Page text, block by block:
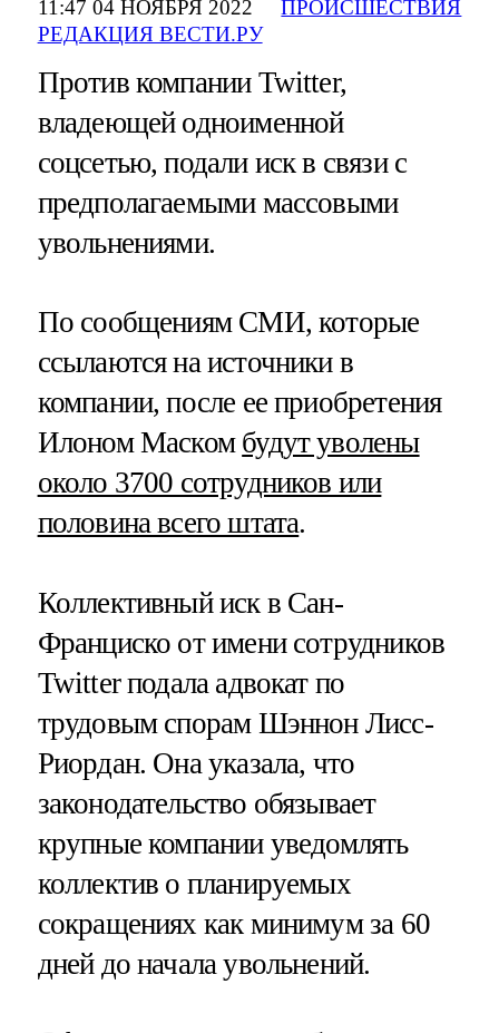
11:47 04 НОЯБРЯ 2022
РЕДАКЦИЯ ВЕСТИ.РУ
ПРОИСШЕСТВИЯ
Против компании Twitter,
владеющей одноименной
соцсетью, подали иск в связи с
предполагаемыми массовыми
увольнениями.
По сообщениям СМИ, которые
ссылаются на источники в
компании, после ее приобретения
Илоном Маском будут уволены
около 3700 сотрудников или
половина всего штата.
Коллективный иск в Сан-
Франциско от имени сотрудников
Twitter подала адвокат по
трудовым спорам Шэннон Лисс-
Риордан. Она указала, что
законодательство обязывает
крупные компании уведомлять
коллектив о планируемых
сокращениях как минимум за 60
дней до начала увольнений.